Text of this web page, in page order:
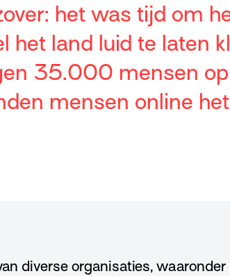
het was tijd om
het land luid te laten
35.000 mensen
mensen online
diverse organisaties, waaronder